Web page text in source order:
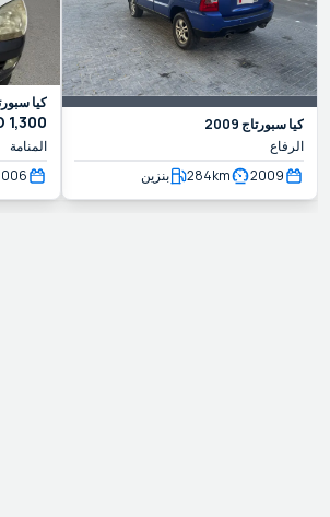
كياسبورتاج 2009
الرفاع
2009
284km بنزين
كيا
1,300
المنامة